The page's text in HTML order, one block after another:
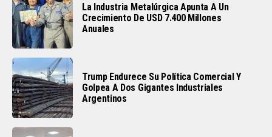
La Industria Metalúrgica Apunta A Un
Crecimiento De USD 7.400 Millones
Anuales
Trump Endurece Su Política Comercial Y
Golpea A Dos Gigantes Industriales
Argentinos